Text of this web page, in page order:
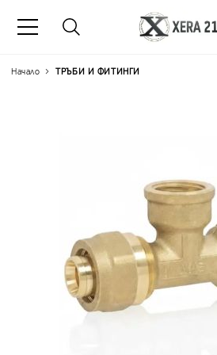
Начало ТРЪБИ И ФИТИНГИ